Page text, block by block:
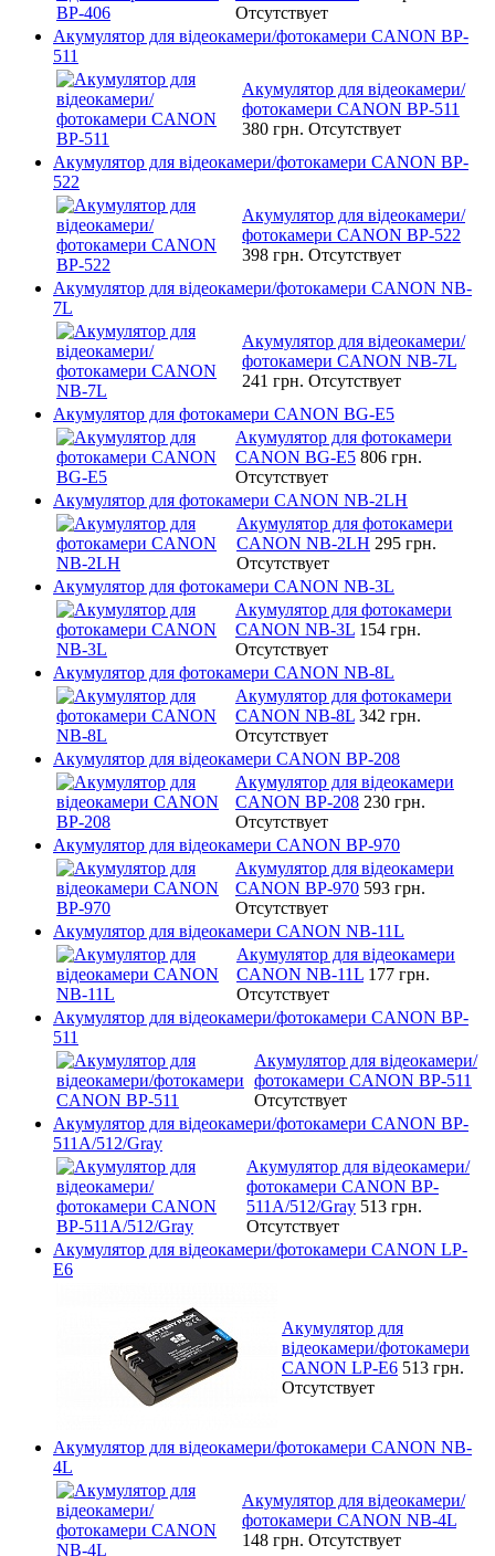
Отсутствует
Акумулятор для відеокамери/фотокамери CANON BP-
511
Акумулятор для відеокамери/
фотокамери CANON BP-511
380 грн. Отсутствует
Акумулятор для відеокамери/фотокамери CANON BP-
522
Акумулятор для відеокамери/
фотокамери CANON BP-522
398 грн. Отсутствует
Акумулятор для відеокамери/фотокамери CANON NB-
7L
Акумулятор для відеокамери/
фотокамери CANON NB-7L
241 грн. Отсутствует
Акумулятор для фотокамери CANON BG-E5
Акумулятор для фотокамери
CANON BG-E5 806 грн.
Отсутствует
Акумулятор для фотокамери CANON NB-2LH
Акумулятор для фотокамери
CANON NB-2LH 295 грн.
Отсутствует
Акумулятор для фотокамери CANON NB-3L
Акумулятор для фотокамери
CANON NB-3L 154 грн.
Отсутствует
Акумулятор для фотокамери CANON NB-8L
Акумулятор для фотокамери
CANON NB-8L 342 грн.
Отсутствует
Акумулятор для відеокамери CANON BP-208
Акумулятор для відеокамери
CANON BP-208 230 грн.
Отсутствует
Акумулятор для відеокамери CANON BP-970
Акумулятор для відеокамери
CANON BP-970 593 грн.
Отсутствует
Акумулятор для відеокамери CANON NB-11L
Акумулятор для відеокамери
CANON NB-11L 177 грн.
Отсутствует
Акумулятор для відеокамери/фотокамери CANON BP-
511
Акумулятор для відеокамери/
фотокамери CANON BP-511
Отсутствует
Акумулятор для відеокамери/фотокамери CANON BP-
511A/512/Gray
Акумулятор для відеокамери/
фотокамери CANON BP-
511A/512/Gray 513 грн.
Отсутствует
Акумулятор для відеокамери/фотокамери CANON LP-
E6
Акумулятор для
відеокамери/фотокамери
CANON LP-E6 513 грн.
Отсутствует
Акумулятор для відеокамери/фотокамери CANON NB-
4L
Акумулятор для відеокамери/
фотокамери CANON NB-4L
148 грн. Отсутствует